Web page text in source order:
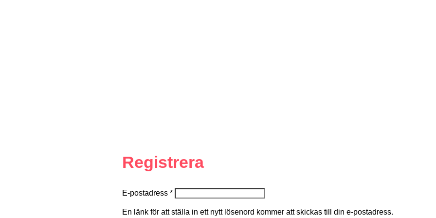
Registrera
E-postadress *
En länk för att ställa in ett nytt lösenord kommer att skickas till din e-postadress.